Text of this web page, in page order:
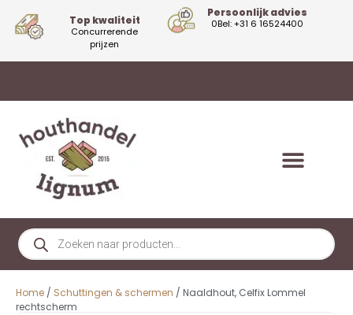
Top kwaliteit
Concurrerende
prijzen
Persoonlijk advies
0Bel: +31 6 16524400
Home / Schuttingen & schermen / Naaldhout, Celfix Lommel
rechtscherm